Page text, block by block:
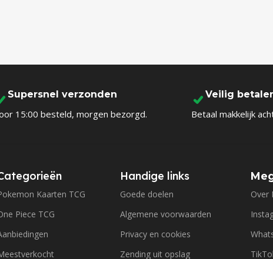
Supersnel verzonden
15:00 besteld, morgen bezorgd.
Veilig
Betaal makkelijk
Kaarten TCG
Piece TCG
Handige links
Goede doelen
Algemene voorwaarden
Privacy en cookies
Zending uit opslag
Over